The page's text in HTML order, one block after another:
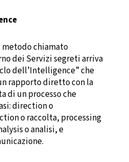
metodo chiamato
dei Servizi segreti arriva
dell’Intelligence” che
rapporto diretto con la
di un processo che
direction o
o raccolta, processing
o analisi, e